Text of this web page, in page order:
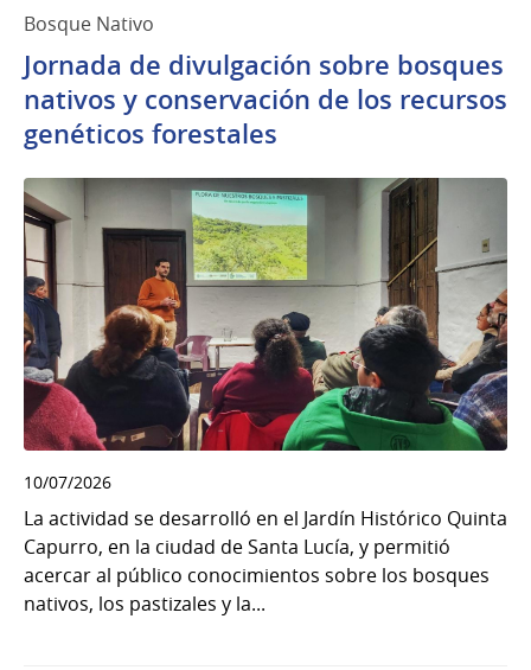
Bosque Nativo
Jornada de divulgación sobre bosques
nativos y conservación de los recursos
genéticos forestales
10/07/2026
La actividad se desarrolló en el Jardín Histórico Quinta
Capurro, en la ciudad de Santa Lucía, y permitió
acercar al público conocimientos sobre los bosques
nativos, los pastizales y la...